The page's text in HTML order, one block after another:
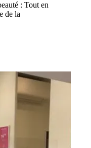
: Tout en
de la